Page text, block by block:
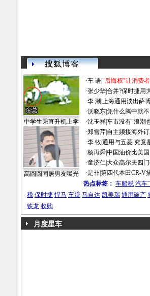
中学生乘直升机上学
高圆圆同居男友曝光
·车 语|"后悔权"让消费
·张少华|合并?保时捷用
·李 潮 上海通用淡出萨
·沃晓东|凭什么腾中就
·沈玉祥|车市没有"浪潮
·郑雪芹| 自主频接海外
·李 牧|通用与五菱 究竟
·杨再舜|中国油价比美
·童济仁|大众高尔夫四
·是非|第四代本田CR-V
热点标签： 车船税 汽车
税 保时捷 悍马 车贷 马自达 凯美瑞 通用破产
铁龙 收购
月度星车